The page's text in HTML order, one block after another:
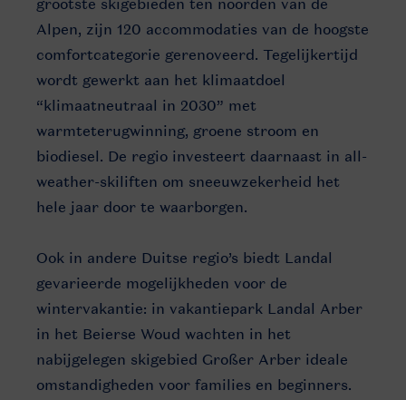
grootste skigebieden ten noorden van de
Alpen, zijn 120 accommodaties van de hoogste
comfortcategorie gerenoveerd. Tegelijkertijd
wordt gewerkt aan het klimaatdoel
“klimaatneutraal in 2030” met
warmteterugwinning, groene stroom en
biodiesel. De regio investeert daarnaast in all-
weather-skiliften om sneeuwzekerheid het
hele jaar door te waarborgen.
Ook in andere Duitse regio’s biedt Landal
gevarieerde mogelijkheden voor de
wintervakantie: in vakantiepark Landal Arber
in het Beierse Woud wachten in het
nabijgelegen skigebied Großer Arber ideale
omstandigheden voor families en beginners.